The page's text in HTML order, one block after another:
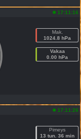
17:11:16
Mak.
1024.8 hPa
Vakaa
0.00 hPa
17:11:26
Pimeys
13 tun. 36 min